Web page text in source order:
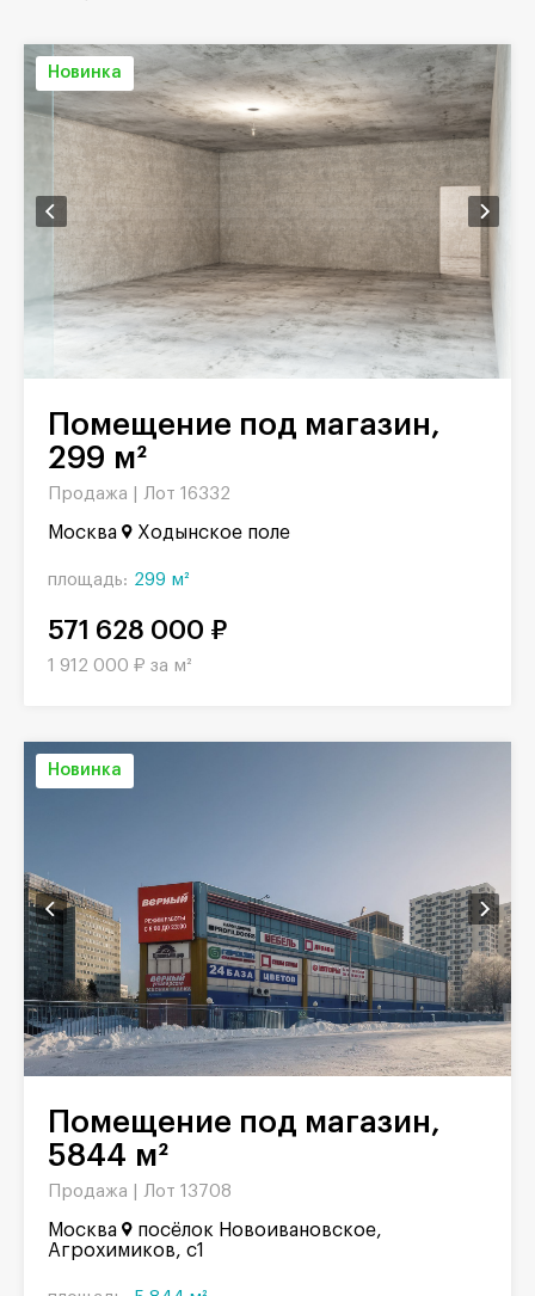
Новинка
Помещение под магазин,
299 м²
Продажа | Лот 16332
Москва Ходынское поле
площадь: 299 м²
571 628 000 ₽
1 912 000 ₽ за м²
Новинка
Помещение под магазин,
5844 м²
Продажа | Лот 13708
Москва
посёлок Новоивановское,
Агрохимиков, с1